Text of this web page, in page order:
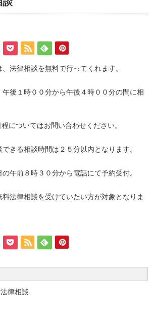
法律相談を無料で行ってくれます。
後１時００分から午後４時００分の間に相
てはお問い合わせください。
きる相談時間は２５分以内となります。
午前８時３０分から電話にて予約受付。
法律相談を受けていたい方が対象となりま
律相談